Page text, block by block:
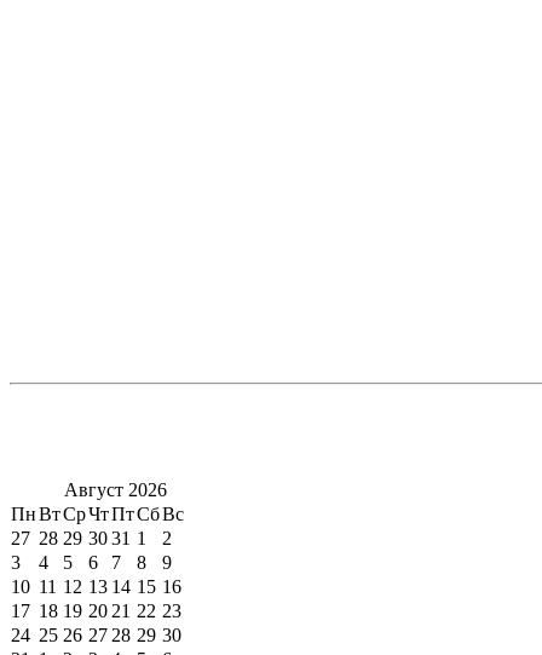
Август 2026
ПнВтСрЧтПтСбВс
27 28 29 3031 1
2
3
4 5 6 7 8
9
10 11 12 13 14 15 16
17 18 19 20 21 22 23
24 25 26 27 28 29 30